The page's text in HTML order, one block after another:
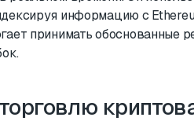
информацию с
принимать обоснованные